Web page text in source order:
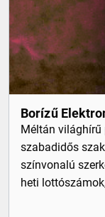
Borízű
Méltán
szabadidős
színvonalú
heti